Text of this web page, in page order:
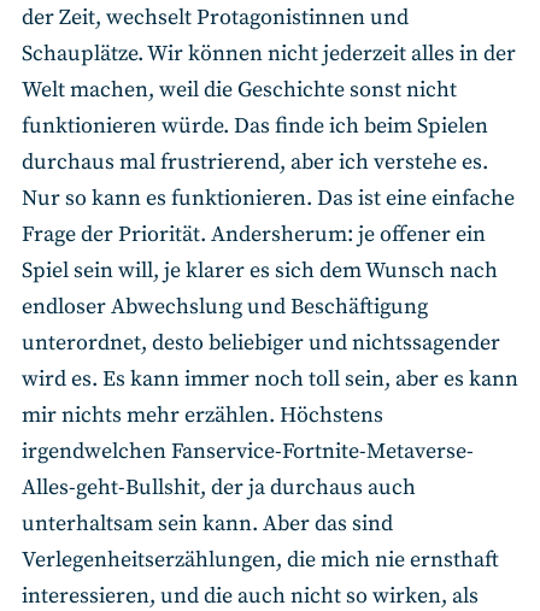
der Zeit, wechselt Protagonistinnen und
Schauplätze. Wir können nicht jederzeit alles in der
Welt machen, weil die Geschichte sonst nicht
funktionieren würde. Das finde ich beim Spielen
durchaus mal frustrierend, aber ich verstehe es.
Nur so kann es funktionieren. Das ist eine einfache
Frage der Priorität. Andersherum: je offener ein
Spiel sein will, je klarer es sich dem Wunsch nach
endloser Abwechslung und Beschäftigung
unterordnet, desto beliebiger und nichtssagender
wird es. Es kann immer noch toll sein, aber es kann
mir nichts mehr erzählen. Höchstens
irgendwelchen Fanservice-Fortnite-Metaverse-
Alles-geht-Bullshit, der ja durchaus auch
unterhaltsam sein kann. Aber das sind
Verlegenheitserzählungen, die mich nie ernsthaft
interessieren, und die auch nicht so wirken, als